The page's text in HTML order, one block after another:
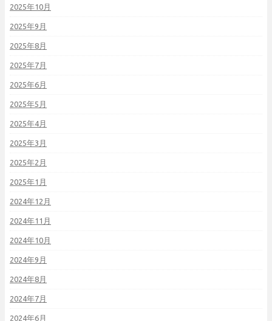
2025年10月
2025年9月
2025年8月
2025年7月
2025年6月
2025年5月
2025年4月
2025年3月
2025年2月
2025年1月
2024年12月
2024年11月
2024年10月
2024年9月
2024年8月
2024年7月
2024年6月